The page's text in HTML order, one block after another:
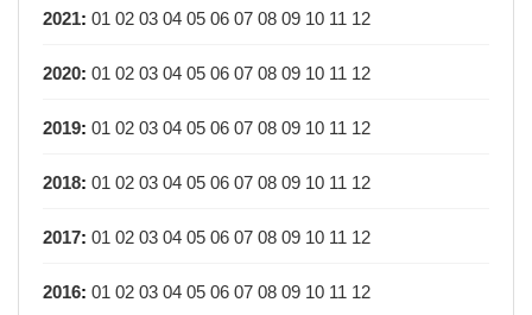
2021: 01 02 03 04 05 06 07 08 09 10 11 12
2020: 01 02 03 04 05 06 07 08 09 10 11 12
2019: 01 02 03 04 05 06 07 08 09 10 11 12
2018: 01 02 03 04 05 06 07 08 09 10 11 12
2017: 01 02 03 04 05 06 07 08 09 10 11 12
2016: 01 02 03 04 05 06 07 08 09 10 11 12